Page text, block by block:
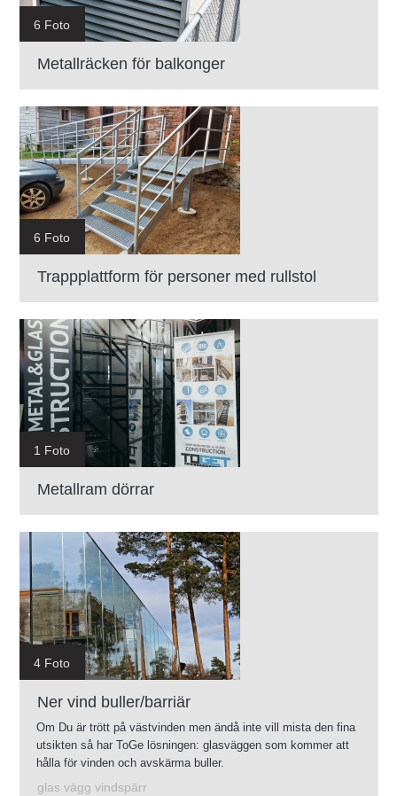
6 Foto
Metallräcken för balkonger
6 Foto
Trappplattform för personer med rullstol
1 Foto
Metallram dörrar
4 Foto
Ner vind buller/barriär
Om Du är trött på västvinden men ändå inte vill mista den fina
utsikten så har ToGe lösningen: glasväggen som kommer att
hålla för vinden och avskärma buller.
glas vägg vindspärr